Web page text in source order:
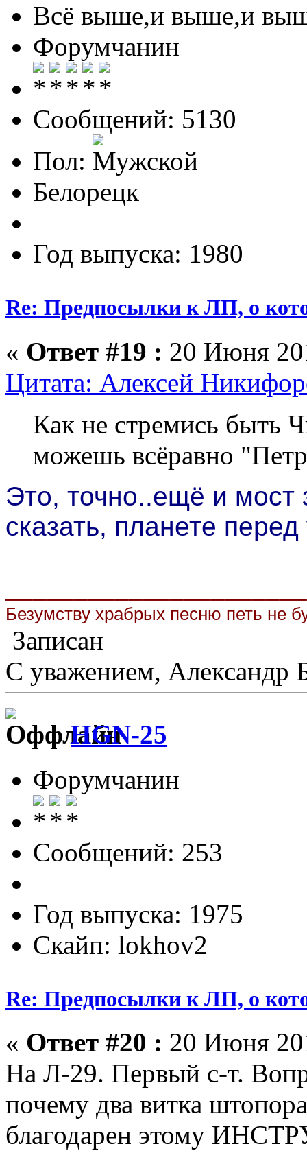
Всё выше,и выше,и
Форумчанин
Сообщений: 5130
Пол:
Белорецк
Год выпуска: 1980
Re: Предпосылки к ЛП, о
« Ответ #19 : 20 Июня
Цитата: Алексей
Как не стремись быть
можешь всёравно
Это, точно..ещё и мост
сказать, планете
Безумству храбрых песню петь не
Записан
С уважением, Александр
HGN-25
Форумчанин
Сообщений: 253
Год выпуска: 1975
Скайп: lokhov2
Re: Предпосылки к ЛП, о
« Ответ #20 : 20 Июня
На Л-29. Первый с-т.
почему два витка
благодарен этому